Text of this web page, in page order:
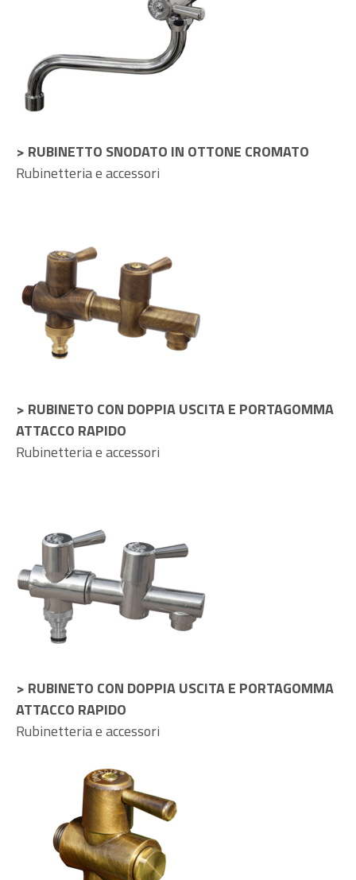
> RUBINETTO SNODATO IN OTTONE CROMATO
Rubinetteria e accessori
> RUBINETO CON DOPPIA USCITA E PORTAGOMMA
ATTACCO RAPIDO
Rubinetteria e accessori
> RUBINETO CON DOPPIA USCITA E PORTAGOMMA
ATTACCO RAPIDO
Rubinetteria e accessori